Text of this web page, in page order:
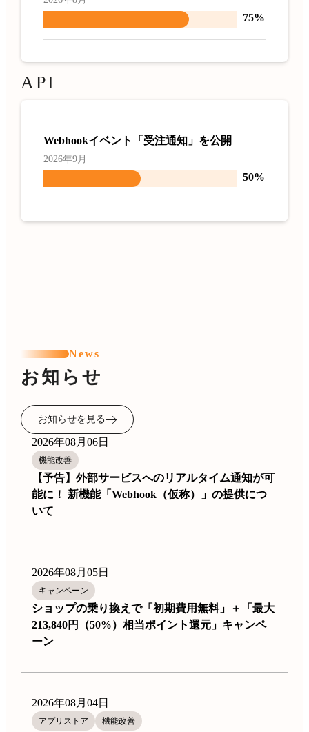
75%
API
Webhookイベント「受注通知」を公開
2026年9月
50%
News
お知らせ
お知らせを見る
2026年08月06日
機能改善
【予告】外部サービスへのリアルタイム通知が可
能に！ 新機能「Webhook（仮称）」の提供につ
いて
2026年08月05日
キャンペーン
ショップの乗り換えで「初期費用無料」＋「最大
213,840円（50%）相当ポイント還元」キャンペ
ーン
2026年08月04日
アプリストア 機能改善